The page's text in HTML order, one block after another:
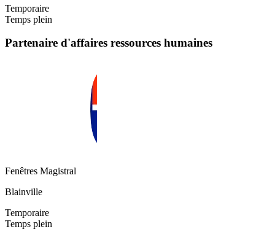
Temporaire
Temps plein
Partenaire d'affaires ressources humaines
Fenêtres Magistral
Blainville
Temporaire
Temps plein